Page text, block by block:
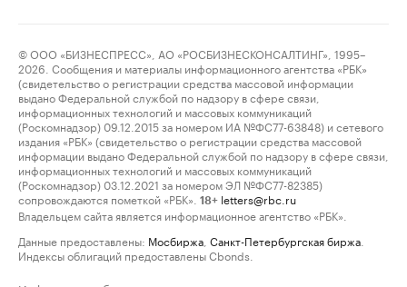
© ООО «БИЗНЕСПРЕСС», АО «РОСБИЗНЕСКОНСАЛТИНГ», 1995–
2026. Сообщения и материалы информационного агентства «РБК»
(свидетельство о регистрации средства массовой информации
выдано Федеральной службой по надзору в сфере связи,
информационных технологий и массовых коммуникаций
(Роскомнадзор) 09.12.2015 за номером ИА №ФС77-63848) и сетевого
издания «РБК» (свидетельство о регистрации средства массовой
информации выдано Федеральной службой по надзору в сфере связи,
информационных технологий и массовых коммуникаций
(Роскомнадзор) 03.12.2021 за номером ЭЛ №ФС77-82385)
сопровождаются пометкой «РБК».
18+ letters@rbc.ru
Владельцем сайта является информационное агентство «РБК».
Данные предоставлены: Мосбиржа Санкт-Петербургская биржа
Индексы облигаций предоставлены Cbonds.